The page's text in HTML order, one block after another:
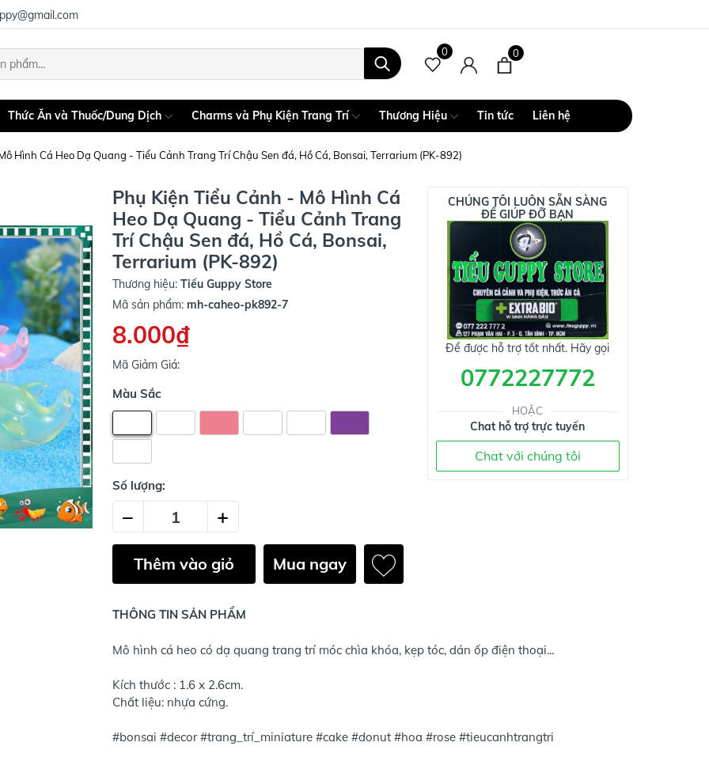
0 0
Thức Ăn và Thuốc/Dung Dịch Charms và Phụ Kiện Trang Trí Thương Hiệu Tin tức Liên hệ
Hình Cá Heo Dạ Quang - Tiểu Cảnh Trang Trí Chậu Sen đá, Hồ Cá, Bonsai, Terrarium (PK-892)
Phụ Kiện Tiểu Cảnh - Mô Hình Cá
Heo Dạ Quang - Tiểu Cảnh Trang
Trí Chậu Sen đá, Hồ Cá, Bonsai,
Terrarium (PK-892)
Thương hiệu: Tiếu Guppy Store
Mã sản phẩm: mh-caheo-pk892-7
8.000₫
Mã Giảm Giá:
Màu Sắc
Số lượng:
– +
Thêm vào giỏ Mua ngay
CHÚNG TÔI LUÔN SẴN SÀNG
ĐỂ GIÚP ĐỠ BẠN
Để được hỗ trợ tốt nhất. Hãy gọi
0772227772
HOẶC
Chat hỗ trợ trực tuyến
Chat với chúng tôi
THÔNG TIN SẢN PHẨM
Mô hình cá heo có dạ quang trang trí móc chìa khóa, kẹp tóc, dán ốp điện thoại...
Kích thước : 1.6 x 2.6cm.
Chất liệu: nhựa cứng.
#bonsai #decor #trang_trí_miniature #cake #donut #hoa #rose #tieucanhtrangtri